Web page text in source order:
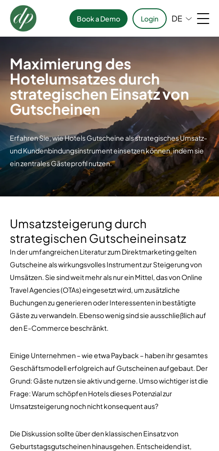
Book a Demo Login DE
Maximierung des
Hotelumsatzes durch
strategischen Einsatz von
Gutscheinen
Erfahren Sie, wie Hotels Gutscheine als strategisches Umsatz-
und Kundenbindungsinstrument einsetzen können, indem sie
ein zentrales Gästeprofil nutzen.
Umsatzsteigerung durch
strategischen Gutscheineinsatz
In der umfangreichen Literatur zum Direktmarketing gelten
Gutscheine als wirkungsvolles Instrument zur Steigerung von
Umsätzen. Sie sind weit mehr als nur ein Mittel, das von Online
Travel Agencies (OTAs) eingesetzt wird, um zusätzliche
Buchungen zu generieren oder Interessenten in bestätigte
Gäste zu verwandeln. Ebenso wenig sind sie ausschließlich auf
den E-Commerce beschränkt.
Einige Unternehmen – wie etwa Payback – haben ihr gesamtes
Geschäftsmodell erfolgreich auf Gutscheinen aufgebaut. Der
Grund: Gäste nutzen sie aktiv und gerne. Umso wichtiger ist die
Frage: Warum schöpfen Hotels dieses Potenzial zur
Umsatzsteigerung noch nicht konsequent aus?
Die Diskussion sollte über den klassischen Einsatz von
Geburtstagsgutscheinen hinausgehen. Entscheidend ist,